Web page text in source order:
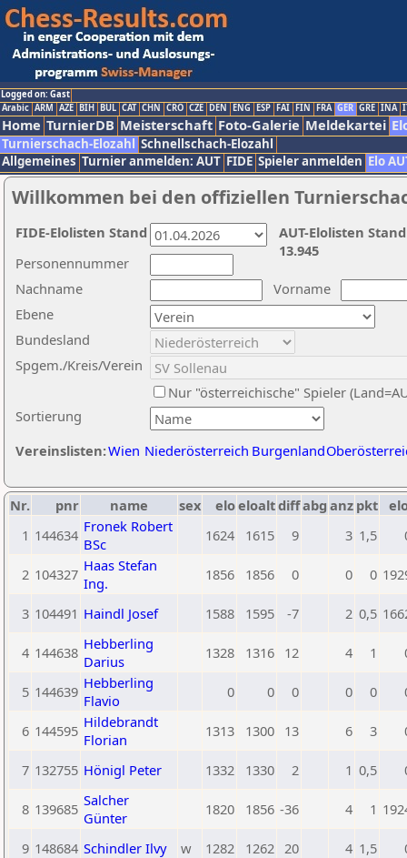
Logged on: Gast
Arabic ARM AZE BIH BUL CAT CHN CRO CZE DEN ENG ESP FAI FIN FRA GER GRE INA
Home TurnierDB Meisterschaft Foto-Galerie Meldekartei
Turnierschach-Elozahl Schnellschach-Elozahl
Allgemeines Turnier anmelden: AUT FIDE Spieler anmelden Elo
Willkommen bei den offiziellen
Nachname
Vorname
Ebene
Sortierung
Personennummer
Bundesland
Spgem./Kreis/Verein
Nur "österreichische" Spieler
Vereinslisten:Wien Niederösterreich Burgenland
AUT-Elolisten
13.945
FIDE-Elolisten Stand
Nr. pnr name sex eloeloaltdiffabg anz pkt
1 144634 Fronek Robert
BSc
1624 1615 9 3 1,5
2 104327 Haas Stefan
Ing.
1856 1856 0 0 0
3 104491 Haindl Josef 1588 1595 -7 2 0,5
4 144638 Hebberling
Darius
1328 1316 12 4 1
5 144639 Hebberling
Flavio
0 0 0 0 0
6 144595 Hildebrandt
Florian
1313 1300 13 6 3
7 132755 Hönigl Peter 1332 1330 2 1 0,5
8 139685 Salcher
Günter
1820 1856 -36 4 1
9 148684 Schindler Ilvy w 1282 1262 20 4 1,5